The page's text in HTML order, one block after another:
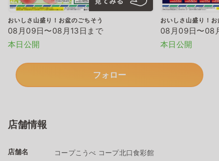
おいしさ山盛り！お盆のごちそう
08月09日〜08月13日まで
本日公開
おいしさ山盛り！
08月09日〜08
本日公開
フォロー
店舗情報
店舗名 コープこうべ コープ北口食彩館